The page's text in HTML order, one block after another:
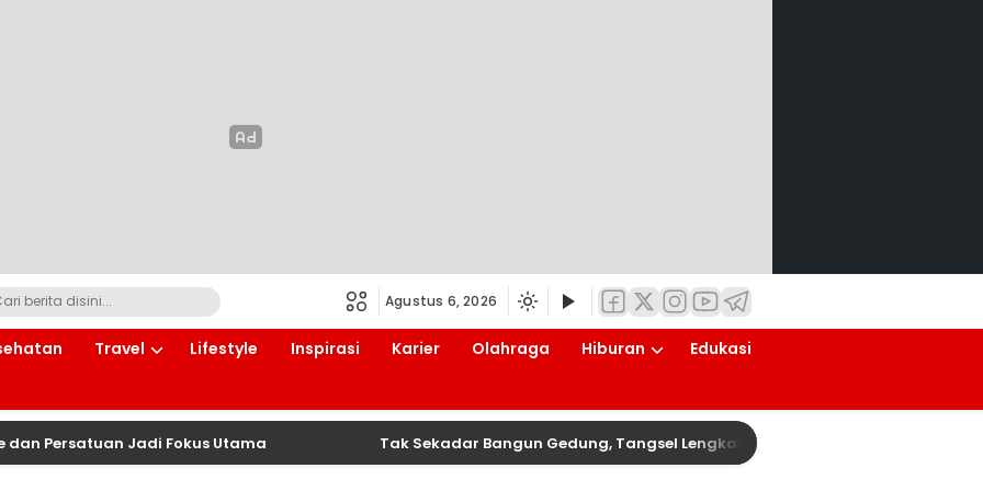
Agustus 6, 2026
Travel Lifestyle Inspirasi Karier Olahraga Hiburan
Edukasi
Jadi Fokus Utama Tak Sekadar Bangun Gedung, Tangsel Lengkapi Meja, Kursi hingga Alat Edukatif